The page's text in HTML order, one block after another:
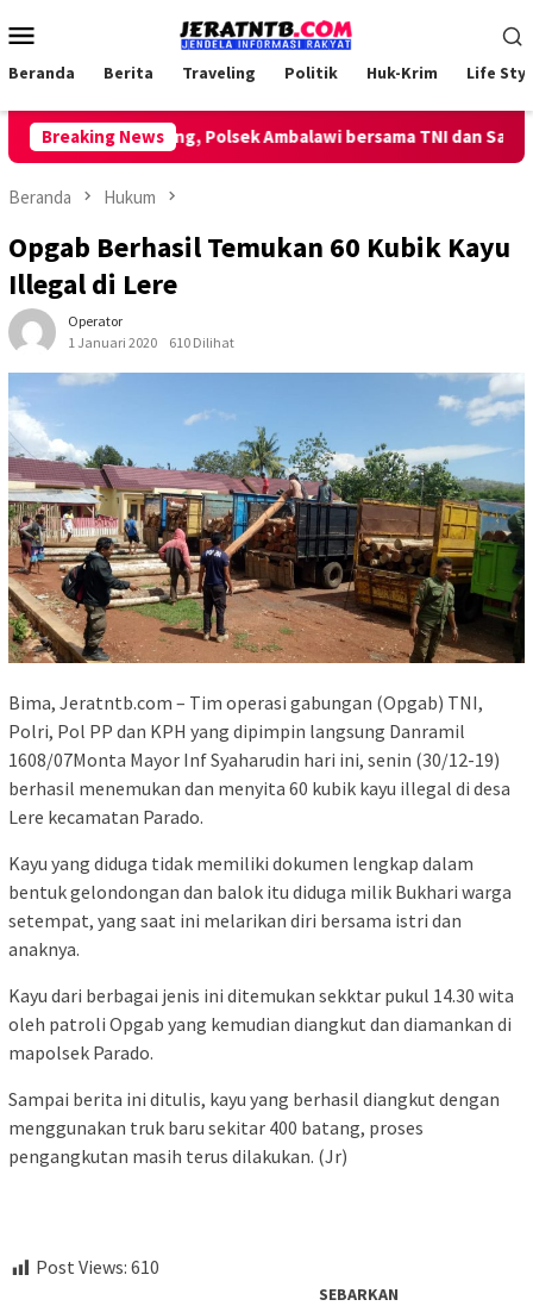
ke
Mobile
Beranda Berita Traveling Politik Huk-Krim Life
Breaking News
Patroli Keliling, Polsek Ambalawi bersama TNI dan SatPolPP
Beranda Hukum
Opgab Berhasil Temukan 60 Kubik Kayu
Illegal di Lere
Operator
1 Januari 2020
610 Dilihat
Bima, Jeratntb.com – Tim operasi gabungan (Opgab) TNI,
Polri, Pol PP dan KPH yang dipimpin langsung Danramil
1608/07Monta Mayor Inf Syaharudin hari ini, senin (30/12-19)
berhasil menemukan dan menyita 60 kubik kayu illegal di desa
Lere kecamatan Parado.
Kayu yang diduga tidak memiliki dokumen lengkap dalam
bentuk gelondongan dan balok itu diduga milik Bukhari warga
setempat, yang saat ini melarikan diri bersama istri dan
anaknya.
Kayu dari berbagai jenis ini ditemukan sekktar pukul 14.30 wita
oleh patroli Opgab yang kemudian diangkut dan diamankan di
mapolsek Parado.
Sampai berita ini ditulis, kayu yang berhasil diangkut dengan
menggunakan truk baru sekitar 400 batang, proses
pengangkutan masih terus dilakukan. (Jr)
Post Views: 610
SEBARKAN